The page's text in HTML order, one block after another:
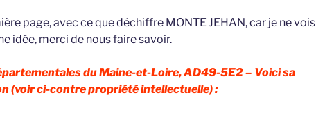
page, avec ce que déchiffre MONTE JEHAN, car je ne vois
idée, merci de nous faire savoir.
du Maine-et-Loire, AD49-5E2 – Voici sa
(voir ci-contre propriété intellectuelle) :